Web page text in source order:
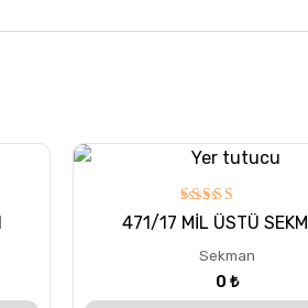
5
üzerinden
oy aldı
471/17 MİL ÜSTÜ
Sekman
0 ₺